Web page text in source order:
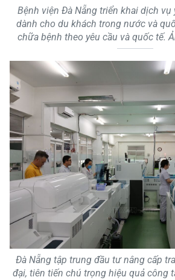
Bệnh viện Đà Nẵng triển khai dịch vụ
dành cho du khách trong nước và
chữa bệnh theo yêu cầu và quốc tế.
Đà Nẵng tập trung đầu tư nâng cấp
đại, tiên tiến chú trọng hiệu quả công